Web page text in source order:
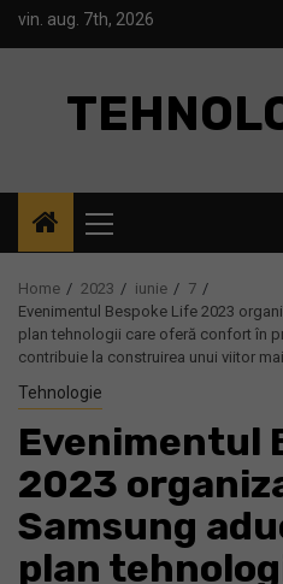
Skipvin. aug. 7th, 2026
Menu
Home 2023 iunie
7
Evenimentul Bespoke Life 2023
plan tehnologii care oferă confort în
contribuie la construirea unui viitor
Tehnologie
Evenimentul
2023
Samsung
plan